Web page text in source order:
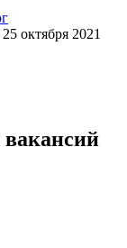
25 октября 2021